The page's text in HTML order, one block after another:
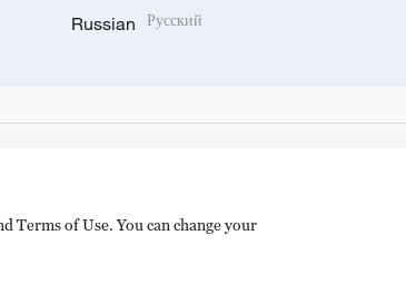
Russian Русский
Terms of Use. You can change your